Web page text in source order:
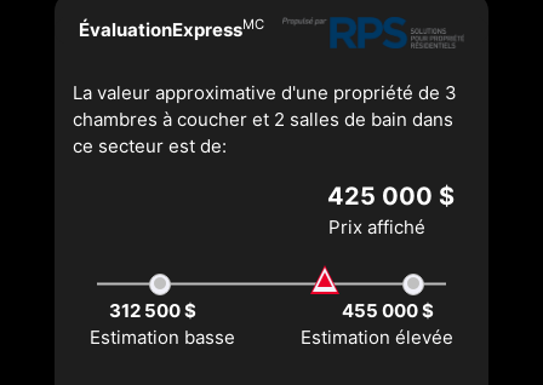
ÉvaluationExpressMC
La valeur approximative d'une propriété de 3
chambres à coucher et 2 salles de bain dans
ce secteur est de:
425 000 $
Prix affiché
312 500 $
455 000 $
Estimation basse
Estimation élevée